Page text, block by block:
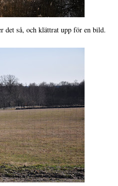
det så, och klättrat upp för en bild.